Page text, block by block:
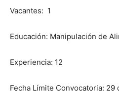
Vacantes: 1
Educación: Manipulación de
Experiencia: 12
Fecha Límite Convocatoria: